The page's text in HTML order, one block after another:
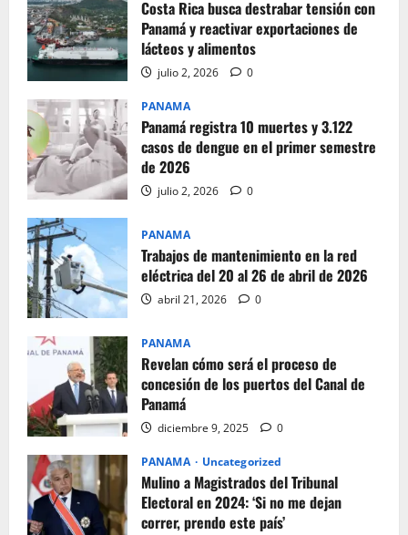
Costa Rica busca destrabar tensión con
Panamá y reactivar exportaciones de
lácteos y alimentos
julio 2, 2026 0
PANAMA
Panamá registra 10 muertes y 3.122
casos de dengue en el primer semestre
de 2026
julio 2, 2026 0
PANAMA
Trabajos de mantenimiento en la red
eléctrica del 20 al 26 de abril de 2026
abril 21, 2026 0
PANAMA
Revelan cómo será el proceso de
concesión de los puertos del Canal de
Panamá
diciembre 9, 2025 0
PANAMA Uncategorized
Mulino a Magistrados del Tribunal
Electoral en 2024: ‘Si no me dejan
correr, prendo este país’